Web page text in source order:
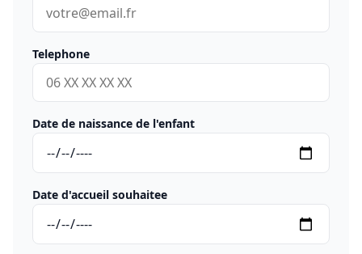
Telephone
Date de naissance de l'enfant
Date d'accueil souhaitee